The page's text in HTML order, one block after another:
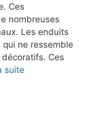
Ces
nombreuses
Les enduits
ne ressemble
décoratifs. Ces
suite